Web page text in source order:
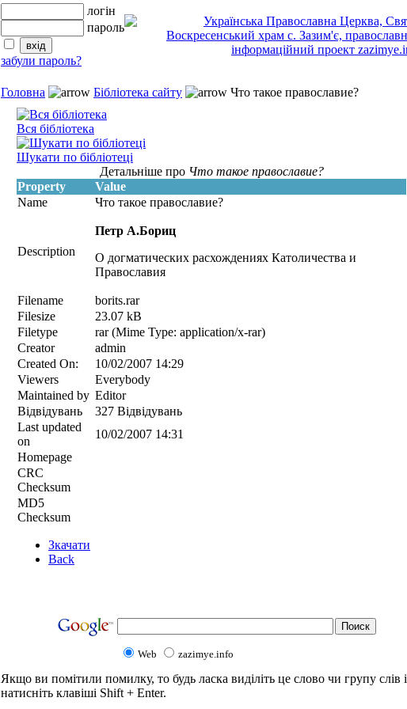
логін
пароль
забули пароль?
Головна Бібліотека сайту Что такое православие?
Вся бібліотека
Шукати по бібліотеці
Детальніше проЧто такое православие?
Property
Value
Name
Что такое православие?
Description
Петр А.Бориц
О догматических расхождениях Католичества и
Православия
Filename
borits.rar
Filesize
23.07 kB
Filetype
rar (Mime Type: application/x-rar)
Creator
admin
Created On:
10/02/2007 14:29
Viewers
Everybody
Maintained by Editor
Відвідувань
327 Відвідувань
Last updated
on
10/02/2007 14:31
Homepage
CRC
Checksum
MD5
Checksum
Зкачати
Back
Web zazimye.info
Якщо ви помітили помилку, то будь ласка виділіть це слово чи групу слів і
натисніть клавіші Shift + Enter.